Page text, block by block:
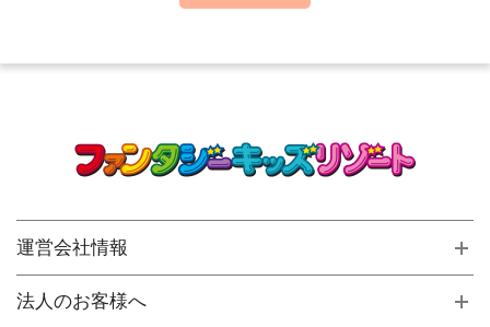
運営会社情報
法人のお客様へ